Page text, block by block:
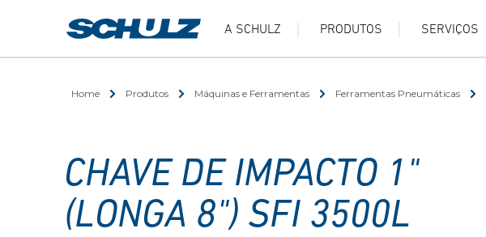
A SCHULZ PRODUTOS SERVIÇOS
Home Produtos Máquinas e Ferramentas Ferramentas Pneumáticas
CHAVE DE IMPACTO 1"
(LONGA 8") SFI 3500L